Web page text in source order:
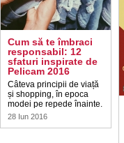
Cum să te îmbraci
responsabil: 12
sfaturi inspirate de
Pelicam 2016
Câteva principii de viață
și shopping, în epoca
modei pe repede înainte.
28 Iun 2016